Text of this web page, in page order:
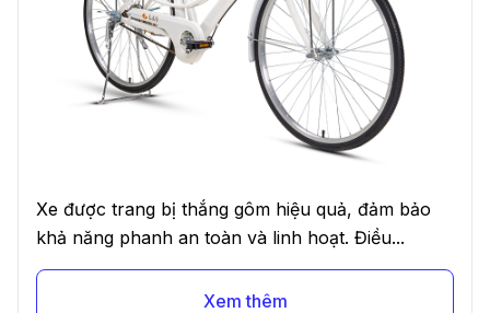
Xe được trang bị thắng gôm hiệu quả, đảm bảo
khả năng phanh an toàn và linh hoạt. Điều...
Xem thêm